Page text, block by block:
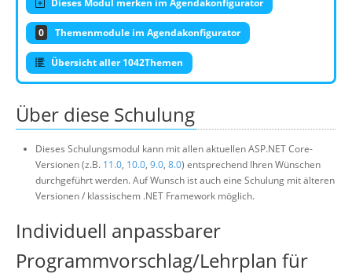
Dieses Modul merken im Agendakonfigurator
0 Themenmodule im Agendakonfigurator
Übersicht aller 1042Themen
Über diese Schulung
Dieses Schulungsmodul kann mit allen aktuellen ASP.NET Core-
Versionen (z.B. 11.0, 10.0, 9.0, 8.0) entsprechend Ihren Wünschen
durchgeführt werden. Auf Wunsch ist auch eine Schulung mit älteren
Versionen / klassischem .NET Framework möglich.
Individuell anpassbarer
Programmvorschlag/Lehrplan für